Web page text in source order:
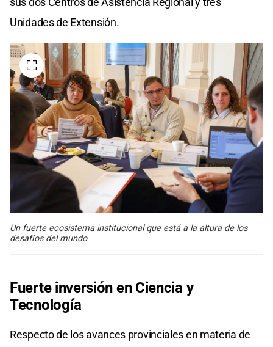
Unidades de Extensión.
Un fuerte ecosistema institucional que está a la altura de los
desafíos del mundo
Fuerte inversión en Ciencia y
Tecnología
Respecto de los avances provinciales en materia de